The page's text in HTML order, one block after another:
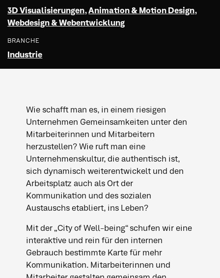
3D Visualisierungen,Animation & Motion Design,
Webdesign & Webentwicklung
BRANCHE
Industrie
Wie schafft man es, in einem riesigen
Unternehmen Gemeinsamkeiten unter den
Mitarbeiterinnen und Mitarbeitern
herzustellen? Wie ruft man eine
Unternehmenskultur, die authentisch ist,
sich dynamisch weiterentwickelt und den
Arbeitsplatz auch als Ort der
Kommunikation und des sozialen
Austauschs etabliert, ins Leben?
Mit der „City of Well-being“ schufen wir eine
interaktive und rein für den internen
Gebrauch bestimmte Karte für mehr
Kommunikation. Mitarbeiterinnen und